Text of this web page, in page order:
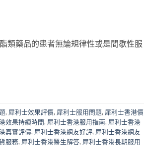
類藥品的患者無論規律性或是間歇性服
, 犀利士效果評價, 犀利士服用問題, 犀利士香港價
效果持續時間, 犀利士香港服用指南, 犀利士香港
真實評價, 犀利士香港網友好評, 犀利士香港網友
服務, 犀利士香港醫生解答, 犀利士香港長期服用